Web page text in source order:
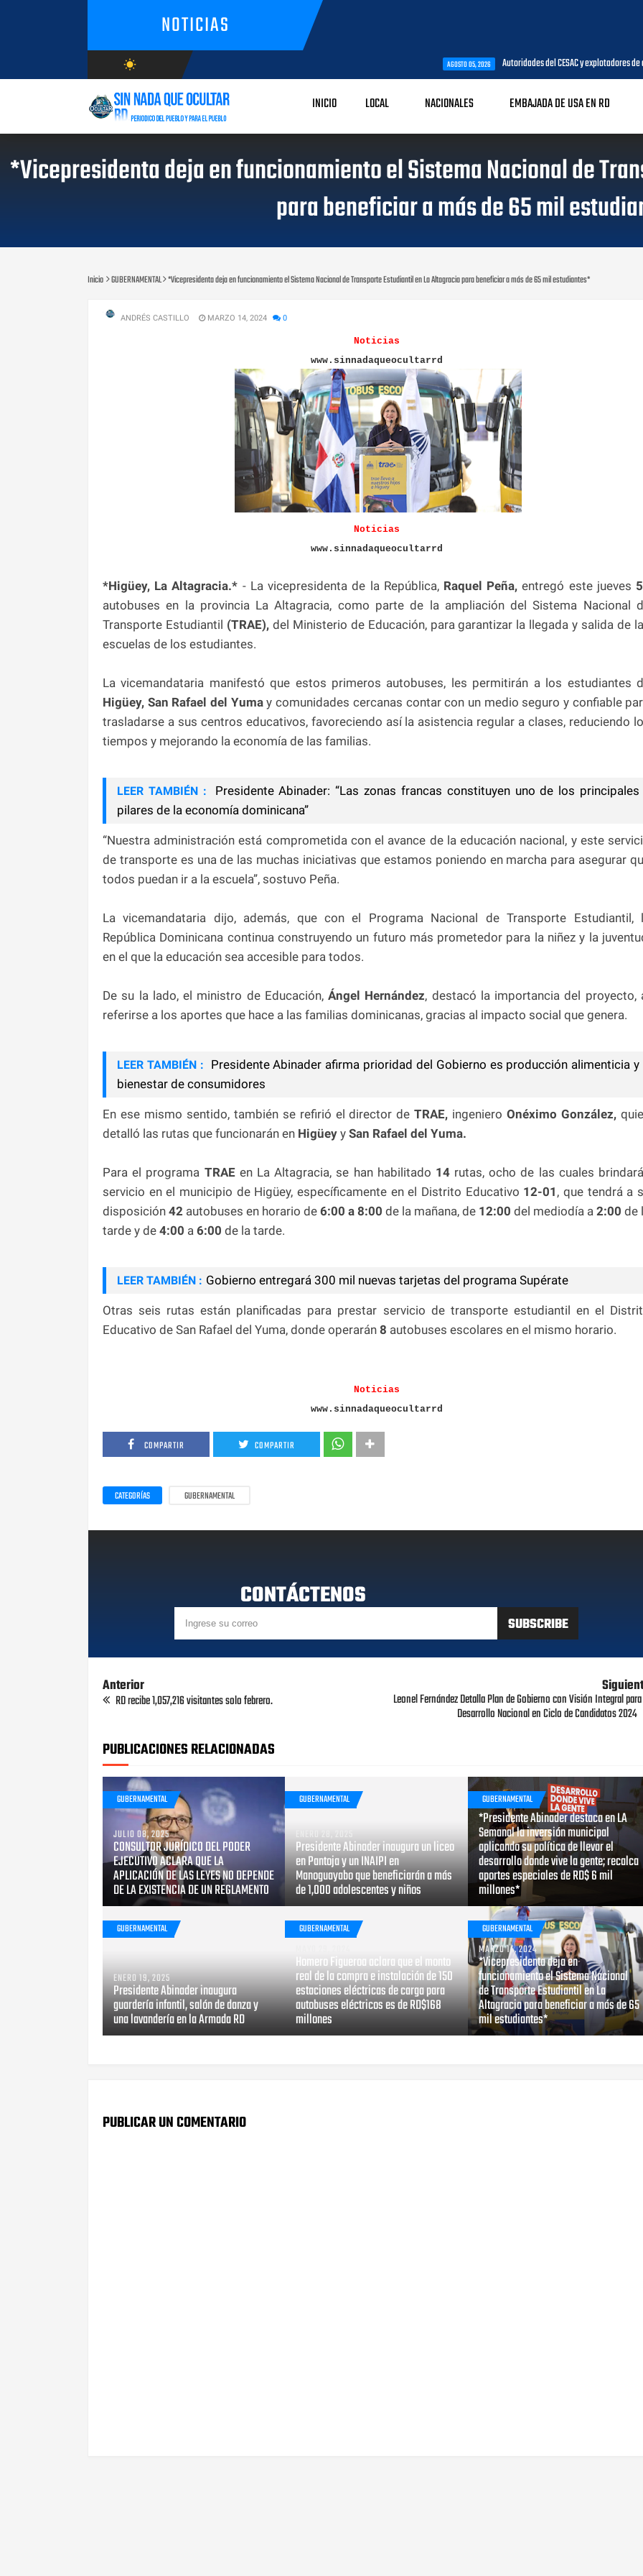
NOTICIAS
wb_sunny
AGOSTO/6/2026
Autoridades del CESAC y explotadores de aeronaves
INICIO LOCAL NACIONALES EMBAJADA DE USA EN RD
*Vicepresidenta deja en funcionamiento el Sistema Nacional de
para beneficiar a más de 65 mil
Inicio GUBERNAMENTAL *Vicepresidenta deja en funcionamiento el Sistema Nacional de Transporte Estudiantil en La Altagracia para beneficiar a más de 65 mil estudiantes*
ANDRÉS CASTILLO MARZO 14, 2024 0
Noticias
www.sinnadaqueocultarrd
Noticias
www.sinnadaqueocultarrd
*Higüey, La Altagracia.* - La vicepresidenta de la República,Raquel Peña, entregó este jueves
autobuses en la provincia La Altagracia, como parte de la ampliación del Sistema Nacional
Transporte Estudiantil (TRAE),del Ministerio de Educación, para garantizar la llegada y salida de
escuelas de los estudiantes.
La vicemandataria manifestó que estos primeros autobuses, les permitirán a los estudiantes
Higüey, San Rafael del Yumay comunidades cercanas contar con un medio seguro y confiable
trasladarse a sus centros educativos, favoreciendo así la asistencia regular a clases, reduciendo
tiempos y mejorando la economía de las familias.
LEER TAMBIÉN :
Presidente Abinader: “Las zonas francas constituyen uno de los principales
pilares de la economía dominicana”
“Nuestra administración está comprometida con el avance de la educación nacional, y este
de transporte es una de las muchas iniciativas que estamos poniendo en marcha para asegurar
todos puedan ir a la escuela”, sostuvo Peña.
La vicemandataria dijo, además, que con el Programa Nacional de Transporte Estudiantil,
República Dominicana continua construyendo un futuro más prometedor para la niñez y la
en el que la educación sea accesible para todos.
De su la lado, el ministro de Educación,Ángel Hernández, destacó la importancia del proyecto,
referirse a los aportes que hace a las familias dominicanas, gracias al impacto social que genera.
LEER TAMBIÉN :
Presidente Abinader afirma prioridad del Gobierno es producción alimenticia y
bienestar de consumidores
En ese mismo sentido, también se refirió el director deTRAE, ingenieroOnéximo González,
detalló las rutas que funcionarán en Higüey y San Rafael del Yuma.
Para el programa TRAEen La Altagracia, se han habilitado 14rutas, ocho de las cuales
servicio en el municipio de Higüey, específicamente en el Distrito Educativo 12-01 , que tendrá a
disposición 42 autobuses en horario de 6:00 a 8:00 de la mañana, de 12:00 del mediodía a 2:00 de
tarde y de 4:00 a 6:00 de la tarde.
LEER TAMBIÉN : Gobierno entregará 300 mil nuevas tarjetas del programa Supérate
Otras seis rutas están planificadas para prestar servicio de transporte estudiantil en el
Educativo de San Rafael del Yuma, donde operarán 8 autobuses escolares en el mismo horario.
Noticias
www.sinnadaqueocultarrd
COMPARTIR COMPARTIR
CATEGORÍAS GUBERNAMENTAL
CONTÁCTENOS
Anterior
RD recibe 1,057,216 visitantes solo febrero. Leonel Fernández Detalla Plan de Gobierno con Visión Integral
Desarrollo Nacional en Ciclo de Candidatos 2024
PUBLICACIONES RELACIONADAS
GUBERNAMENTAL
JULIO 08, 2025
CONSULTOR JURÍDICO DEL PODER
EJECUTIVO ACLARA QUE LA
APLICACIÓN DE LAS LEYES NO DEPENDE
DE LA EXISTENCIA DE UN REGLAMENTO
GUBERNAMENTAL
ENERO 28, 2025
Presidente Abinader inaugura un liceo
en Pantoja y un INAIPI en
Manoguayabo que beneficiarán a más
de 1,000 adolescentes y niños
GUBERNAMENTAL
ENERO 28, 2025
*Presidente Abinader destaca en LA
Semanal la inversión municipal
aplicando su política de llevar el
desarrollo donde vive la gente; recalca
aportes especiales de RD$ 6 mil
millones*
GUBERNAMENTAL
ENERO 19, 2025
Presidente Abinader inaugura
guardería infantil, salón de danza y
una lavandería en la Armada RD
GUBERNAMENTAL
Homero Figueroa aclara que el monto
real de la compra e instalación de 150
estaciones eléctricas de carga para
autobuses eléctricos es de RD$168
millones
GUBERNAMENTAL
MARZO 14, 2024
*Vicepresidenta deja en
funcionamiento el Sistema Nacional
de Transporte Estudiantil en La
Altagracia para beneficiar a más de 65
mil estudiantes*
PUBLICAR UN COMENTARIO